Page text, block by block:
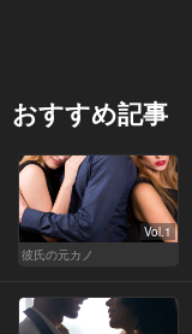
おすすめ記事
Vol.1
彼氏の元カノ